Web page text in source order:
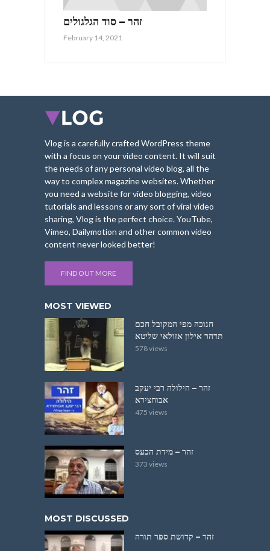
זהר – סוד הגלגולים
February 14, 2021
Vlog is a carefully crafted WordPress theme
with a focus on your video content. It will suit
the needs of any personal video blog, all the
way to complex magazine websites. Whether
you need a website for video blogging, video
tutorials and lessons or any sort of viral video
sharing, Vlog is the perfect choice. YouTube,
Vimeo, Dailymotion and other common video
content never looked better!
FIND OUT MORE
MOST VIEWED
חנוכה מפי המקובל חכם
תדהר אילון אזולאי שליטא
578 views
זהר – הילולה רבי יעקב
אבוחצירא
475 views
זהר – מידת הכעס
373 views
MOST DISCUSSED
זהר – קדושת ספר תורה